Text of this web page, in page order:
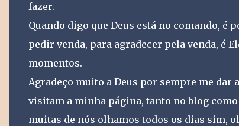
fazer.
Quando digo que Deus está no comando, é
pedir venda, para agradecer pela venda, é
momentos.
Agradeço muito a Deus por sempre me dar
visitam a minha página, tanto no blog como
muitas de nós olhamos todos os dias sim,